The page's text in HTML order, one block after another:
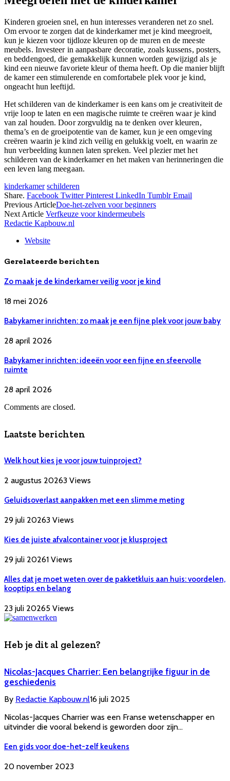
Kinderen groeien snel, en hun interesses veranderen net zo snel.
Om ervoor te zorgen dat de kinderkamer met je kind meegroeit,
kun je kiezen voor tijdloze kleuren op de muren en de meeste
meubels. Investeer in aanpasbare decoratie, zoals kussens, posters,
en beddengoed, die gemakkelijk kunnen worden gewijzigd als je
kind een nieuwe favoriete kleur of thema heeft. Op die manier blijft
de kamer een stimulerende en comfortabele plek voor je kind,
ongeacht hun leeftijd.
Het schilderen van de kinderkamer is een kans om je creativiteit de
vrije loop te laten en een magische ruimte te creëren waar je kind
van zal houden. Door zorgvuldig na te denken over kleuren,
thema’s en de groeipotentie van de kamer, kun je een omgeving
creëren waarin je kind zich veilig en gelukkig voelt, en waarin ze
hun verbeelding kunnen laten spreken. Veel plezier met het
schilderen van de kinderkamer en het maken van herinneringen die
een leven lang meegaan.
kinderkamer schilderen
Share. Facebook Twitter Pinterest LinkedIn Tumblr Email
Previous ArticleDoe-het-zelven voor beginners
Next Article Verfkeuze voor kindermeubels
Redactie Kapbouw.nl
Website
Gerelateerde berichten
Zo maak je de kinderkamer veilig voor je kind
18 mei 2026
Babykamer inrichten: zo maak je een fijne plek voor jouw baby
28 april 2026
Babykamer inrichten: ideeën voor een fijne en sfeervolle
ruimte
28 april 2026
Comments are closed.
Laatste berichten
Welk hout kies je voor jouw tuinproject?
2 augustus 20263 Views
Geluidsoverlast aanpakken met een slimme meting
29 juli 20263 Views
Kies de juiste afvalcontainer voor je klusproject
29 juli 20261 Views
Alles dat je moet weten over de pakketkluis aan huis: voordelen,
kooptips en belang
23 juli 20265 Views
Heb je dit al gelezen?
Nicolas-Jacques Charrier: Een belangrijke figuur in de
geschiedenis
By Redactie Kapbouw.nl16 juli 2025
Nicolas-Jacques Charrier was een Franse wetenschapper en
uitvinder die vooral bekend is geworden door zijn…
Een gids voor doe-het-zelf keukens
20 november 2023